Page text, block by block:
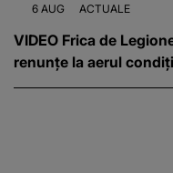
6 AUG ACTUALE
VIDEO Frica de
renunțe la aerul